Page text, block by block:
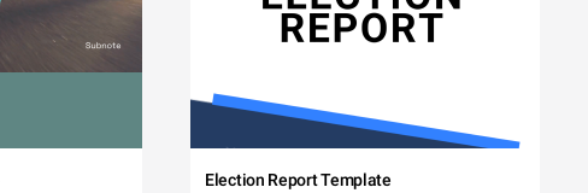
Election Report Template